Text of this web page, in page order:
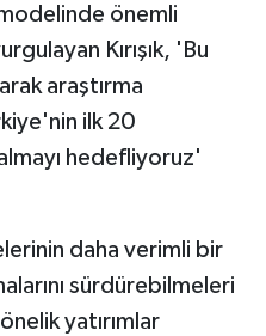
önemli
Kırışık, 'Bu
araştırma
ilk 20
hedefliyoruz'
daha verimli bir
sürdürebilmeleri
yatırımlar